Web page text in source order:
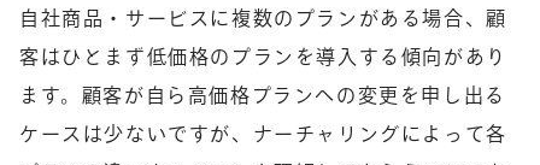
自社商品・サービスに複数のプランがある場合、顧
客はひとまず低価格のプランを導入する傾向があり
ます。顧客が自ら高価格プランへの変更を申し出る
ケースは少ないですが、ナーチャリングによって各